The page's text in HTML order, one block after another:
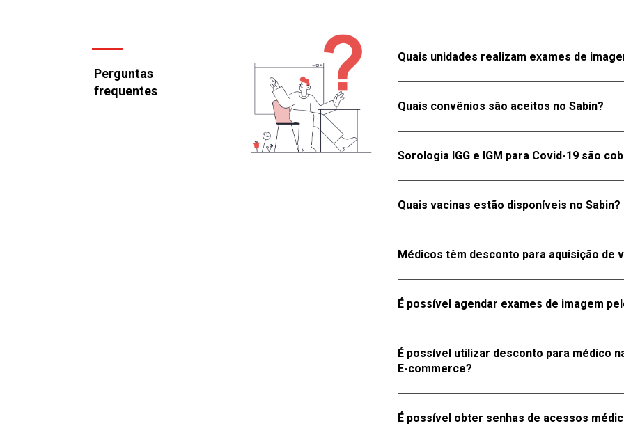
Perguntas
frequentes
Quais unidades realizam exames de
São Caetano do Sul, Osasco e Barueri. Para
sabin.com.br/imagem.
Quais convênios são aceitos no Sabin?
acessar a área deCONVÊNIOSem nosso site
no Canal Exclusivo:(61)4004.8003.
Sorologia IGG e IGM para Covid-19 são
no Canal Exclusivo:(61)4004.8003
Quais vacinas estão disponíveis no Sabin?
nosso site.
Médicos têm desconto para aquisição de
É possível agendar exames de imagem
É possível utilizar desconto para médico
E-commerce?
É possível obter senhas de acessos